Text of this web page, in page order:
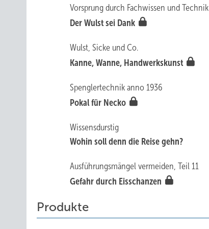
Vorsprung durch Fachwissen und Technik
Der Wulst sei Dank
Wulst, Sicke und Co.
Kanne, Wan ne, Handwerkskunst
Spenglertechnik anno 1936
Pok al für Necko
Wissensdurstig
Wohin soll denn die Reise gehn?
Ausführungsmängel vermeiden, Teil 11
Gefa hr durch Eisschan zen
Produkte